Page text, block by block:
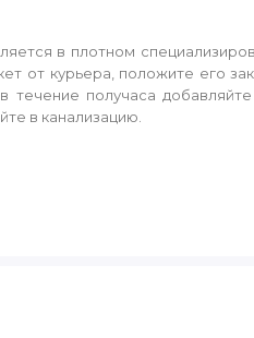
в плотном
от курьера, положите его
получаса
в канализацию.